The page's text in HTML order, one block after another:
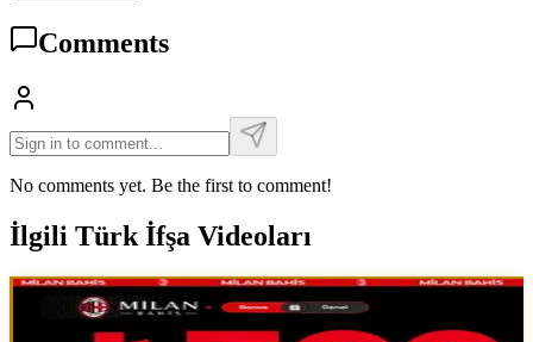
Comments
No comments yet. Be the first to comment!
İlgili Türk İfşa Videoları